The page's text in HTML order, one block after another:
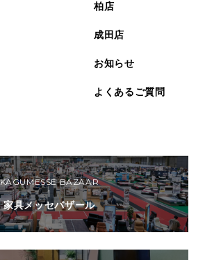
KAGUMESSE BAZAAR
家具メッセバザール
柏店
成田店
お知らせ
よくあるご質問